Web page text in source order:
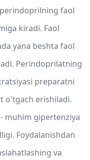
faol
kiradi. Faol
yana beshta faol
Perindoprilatning
preparatni
o'tgach erishiladi.
muhim gipertenziya
Foydalanishdan
va